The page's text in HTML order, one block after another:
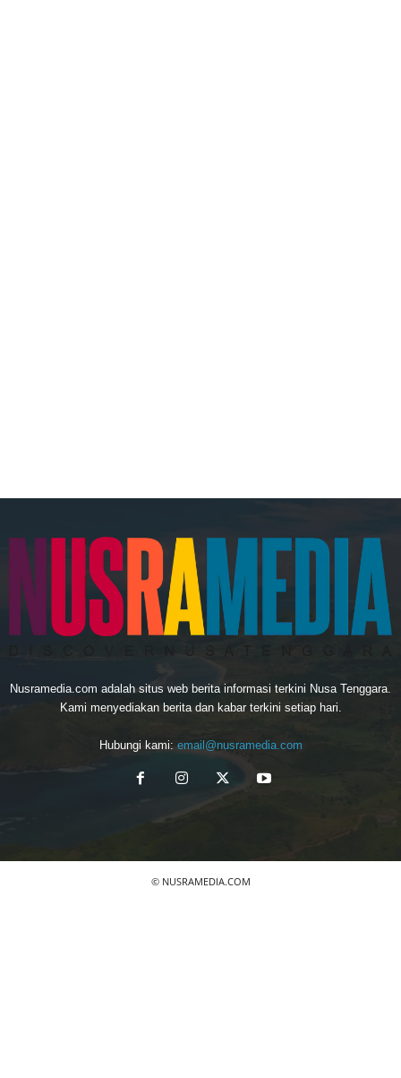
Nusramedia.com adalah situs web berita informasi terkini Nusa Tenggara.
Kami menyediakan berita dan kabar terkini setiap hari.
Hubungi kami: email@nusramedia.com
© NUSRAMEDIA.COM